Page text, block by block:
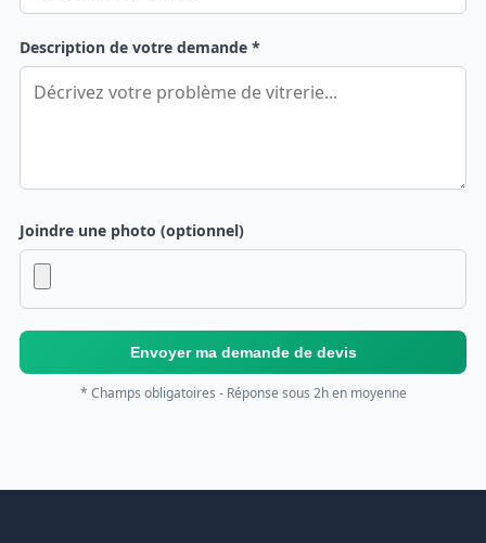
Description de votre demande *
Joindre une photo (optionnel)
Envoyer ma demande de devis
* Champs obligatoires - Réponse sous 2h en moyenne